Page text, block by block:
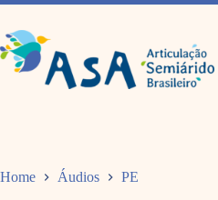
Pular
o
conteúdo
Home Áudios PE